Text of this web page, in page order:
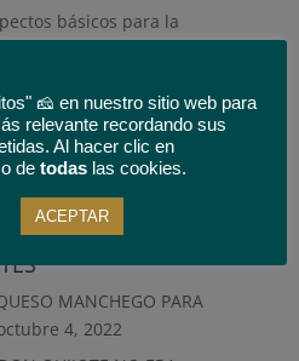
básicos para la
con la calidad de esta: La
ovejas libres de
MANCHEGO PARA
4, 2022
🧀 en nuestro sitio web para
relevante recordando sus
Al hacer clic en
de todas las cookies.
ACEPTAR